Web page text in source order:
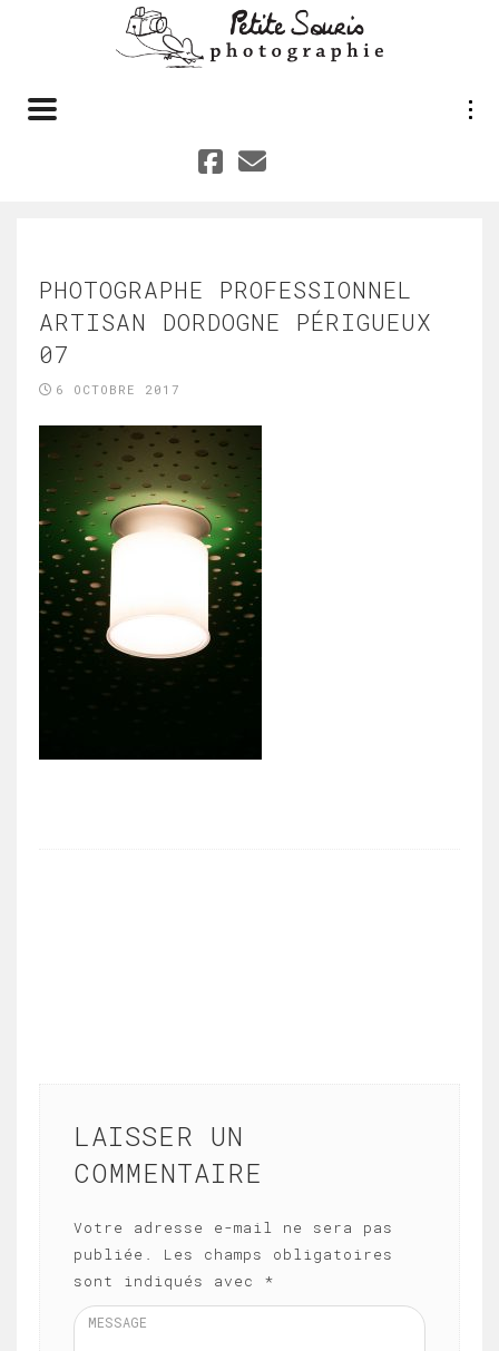
Toggle navigation
PHOTOGRAPHE PROFESSIONNEL
ARTISAN DORDOGNE PÉRIGUEUX
07
6 OCTOBRE 2017
LAISSER UN
COMMENTAIRE
Votre adresse e-mail ne sera pas
publiée.
Les champs obligatoires
sont indiqués avec *